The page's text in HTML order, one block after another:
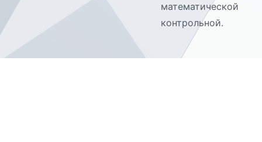
математической
контрольной.